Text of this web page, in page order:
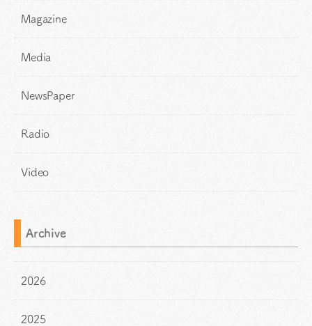
Magazine
Media
NewsPaper
Radio
Video
Archive
2026
2025